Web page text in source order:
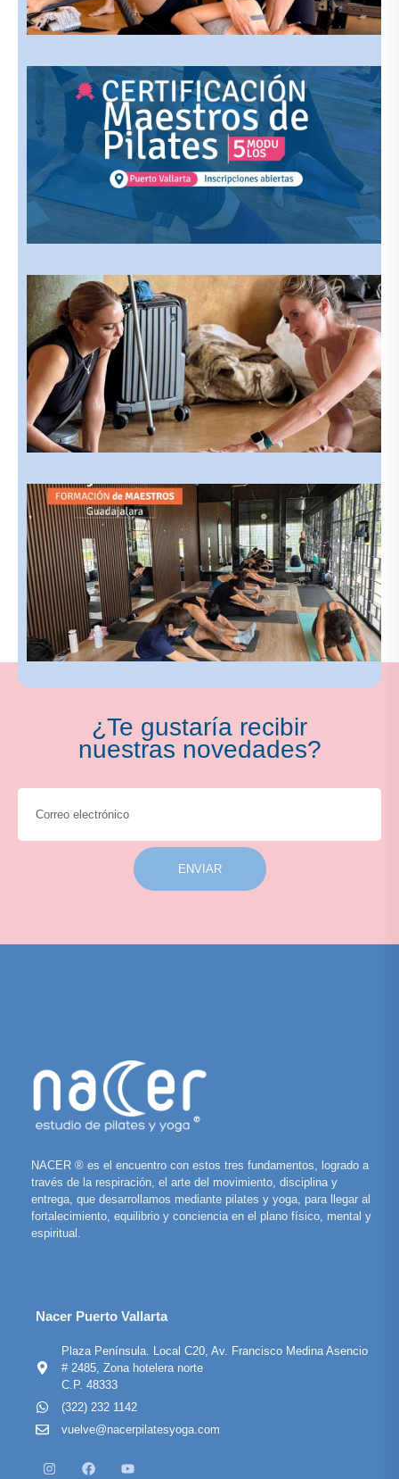
¿Te gustaría recibir
nuestras novedades?
ENVIAR
NACER ® es el encuentro con estos tres fundamentos, logrado a
través de la respiración, el arte del movimiento, disciplina y
entrega, que desarrollamos mediante pilates y yoga, para llegar al
fortalecimiento, equilibrio y conciencia en el plano físico, mental y
espiritual.
Nacer Puerto Vallarta
Plaza Península. Local C20, Av. Francisco Medina Asencio
# 2485, Zona hotelera norte
C.P. 48333
(322) 232 1142
vuelve@nacerpilatesyoga.com